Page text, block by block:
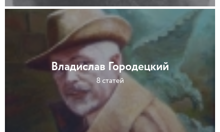
Владислав Городецкий
8 статей